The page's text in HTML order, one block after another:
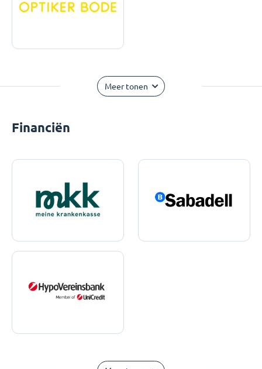
Meer tonen
Financiën